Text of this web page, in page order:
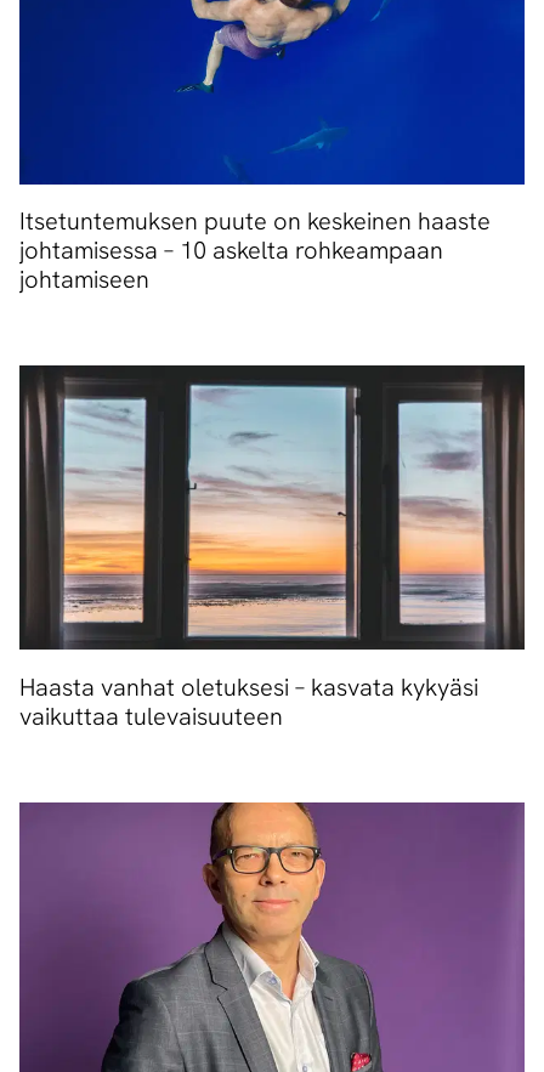
Itsetuntemuksen puute on keskeinen haaste
johtamisessa – 10 askelta rohkeampaan
johtamiseen
Haasta vanhat oletuksesi – kasvata kykyäsi
vaikuttaa tulevaisuuteen